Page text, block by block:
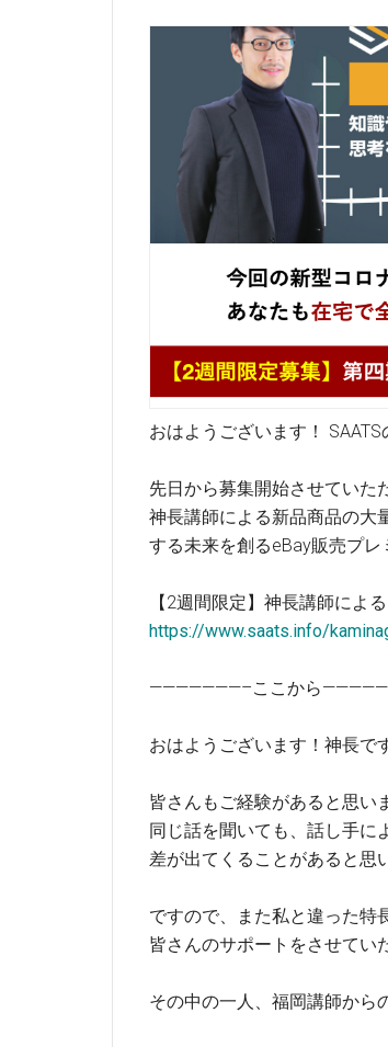
おはようございます！ SAATS
先日から募集開始させていた
神長講師による新品商品の大
する未来を創るeBay販売プレ
【2週間限定】神長講師によ
https://www.saats.info/
———————–ここから
おはようございます！神長で
皆さんもご経験があると思い
同じ話を聞いても、話し手に
差が出てくることがあると思
ですので、また私と違った特
皆さんのサポートをさせてい
その中の一人、福岡講師から